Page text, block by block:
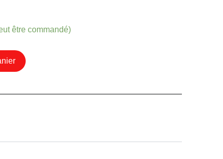
être commandé)